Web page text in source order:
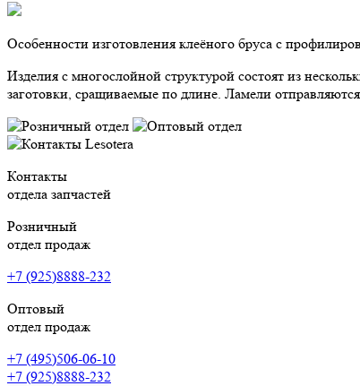
Особенности изготовления клеёного бруса с
Изделия с многослойной структурой состоят из
заготовки, сращиваемые по длине. Ламели
Контакты
отдела запчастей
Розничный
отдел продаж
+7 (925)8888-232
Оптовый
отдел продаж
+7 (495)506-06-10
+7 (925)8888-232